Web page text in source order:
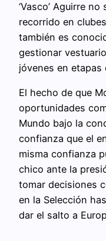
‘Vasco’ Aguirre
recorrido en
también es
gestionar
jóvenes en etapas
El hecho de que
oportunidades
Mundo bajo la
confianza que el
misma confianza
chico ante la
tomar decisiones
en la Selección
dar el salto a